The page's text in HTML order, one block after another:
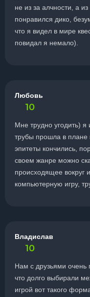
не из за алчности, а из
понравился дико,
что я видел в мире
повидал я немало).
Любовь
10
Мне трудно угодить)
трубы прошла в плане
эпитеты кончились,
своем жанре можно
происходящее вокруг
компьютерную игру,
Владислав
10
Нам с друзьями очень
что долго выбирали
игрой вот такого